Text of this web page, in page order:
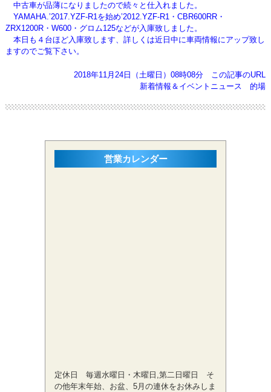
中古車が品薄になりましたので続々と仕入れました。
YAMAHA.’2017.YZF-R1を始め’2012.YZF-R1・CBR600RR・
ZRX1200R・W600・グロム125などが入庫致しました。
本日も４台ほど入庫致します、詳しくは近日中に車両情報にアップ致し
ますのでご覧下さい。
2018年11月24日（土曜日）08時08分
この記事のURL
新着情報＆イベントニュース
的場
営業カレンダー
定休日 毎週水曜日・木曜日,第二日曜日 そ
の他年末年始、お盆、5月の連休をお休みしま